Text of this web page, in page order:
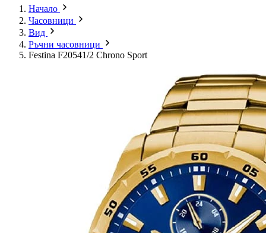
Начало
Часовници
Вид
Ръчни часовници
Festina F20541/2 Chrono Sport